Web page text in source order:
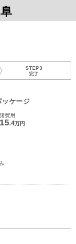
STEP3
完了
ケージ
諸費用
15.4万円